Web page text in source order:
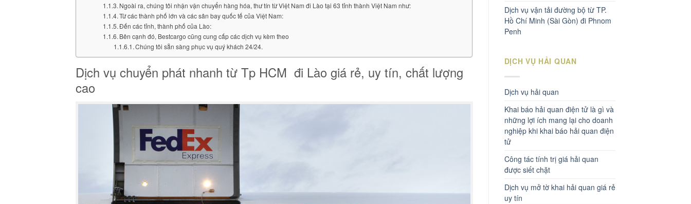
Ngoài ra, chúng tôi nhận vận chuyển hàng hóa, thư tín từ Việt Nam đi Lào tại 63 tỉnh thành Việt Nam như:
Từ các thành phố lớn và các sân bay quốc tế của Việt Nam:
Đến các tỉnh, thành phố của Lào:
Bên cạnh đó, Bestcargo cũng cung cấp các dịch vụ kèm theo
Chúng tôi sẵn sàng phục vụ quý khách 24/24.
Dịch vụ chuyển phát nhanh từ Tp HCM đi Lào giá rẻ, uy tín, chất lượng
cao
Dịch vụ vận tải đường bộ từ TP.
Hồ Chí Minh (Sài Gòn) đi Phnom
Penh
DỊCH VỤ HẢI QUAN
Dịch vụ hải quan
Khai báo hải quan điện tử là gì và
những lợi ích mang lại cho doanh
nghiệp khi khai báo hải quan điện
tử
Công tác tính trị giá hải quan
được siết chặt
Dịch vụ mở tờ khai hải quan giá rẻ
uy tín